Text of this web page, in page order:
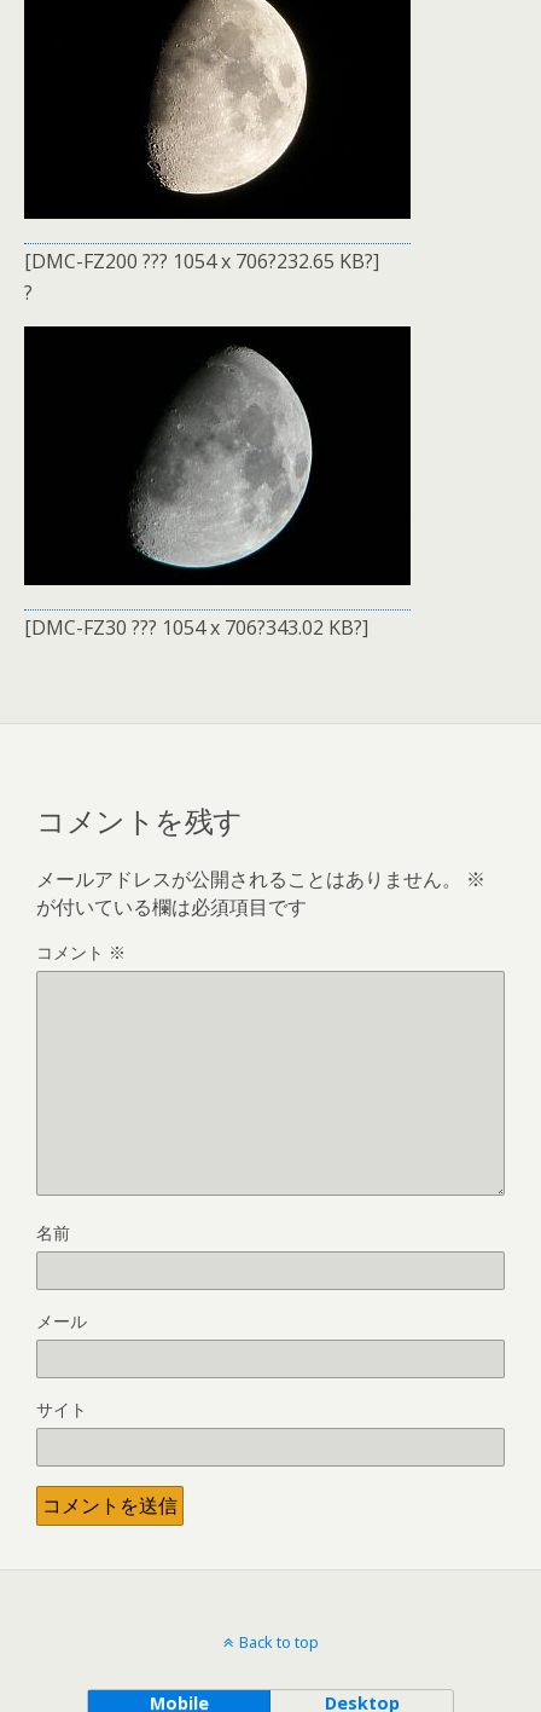
[DMC-FZ200 ??? 1054 x 706?232.65 KB?]
?
[DMC-FZ30 ??? 1054 x 706?343.02 KB?]
コメントを残す
メールアドレスが公開されることはありません。
※
が付いている欄は必須項目です
コメント ※
名前
メール
サイト
Back to top
Mobile Desktop